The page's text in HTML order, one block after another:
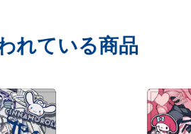
れている商品